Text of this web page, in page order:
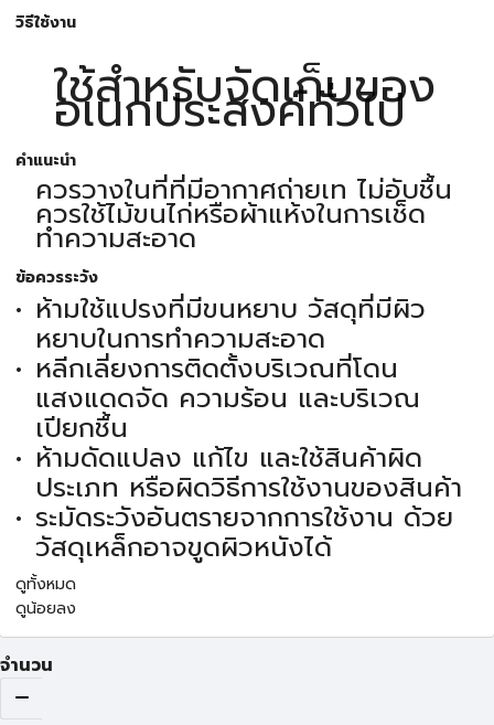
วิธีใช้งาน
ใช้สำหรับจัดเก็บของ
อเนกประสงค์ทั่วไป
คำแนะนำ
ควรวางในที่ที่มีอากาศถ่ายเท ไม่อับชื้น
ควรใช้ไม้ขนไก่หรือผ้าแห้งในการเช็ด
ทำความสะอาด
ข้อควรระวัง
ห้ามใช้แปรงที่มีขนหยาบ วัสดุที่มีผิว
หยาบในการทำความสะอาด
หลีกเลี่ยงการติดตั้งบริเวณที่โดน
แสงแดดจัด ความร้อน และบริเวณ
เปียกชื้น
ห้ามดัดแปลง แก้ไข และใช้สินค้าผิด
ประเภท หรือผิดวิธีการใช้งานของสินค้า
ระมัดระวังอันตรายจากการใช้งาน ด้วย
วัสดุเหล็กอาจขูดผิวหนังได้
ดูทั้งหมด
ดูน้อยลง
จำนวน